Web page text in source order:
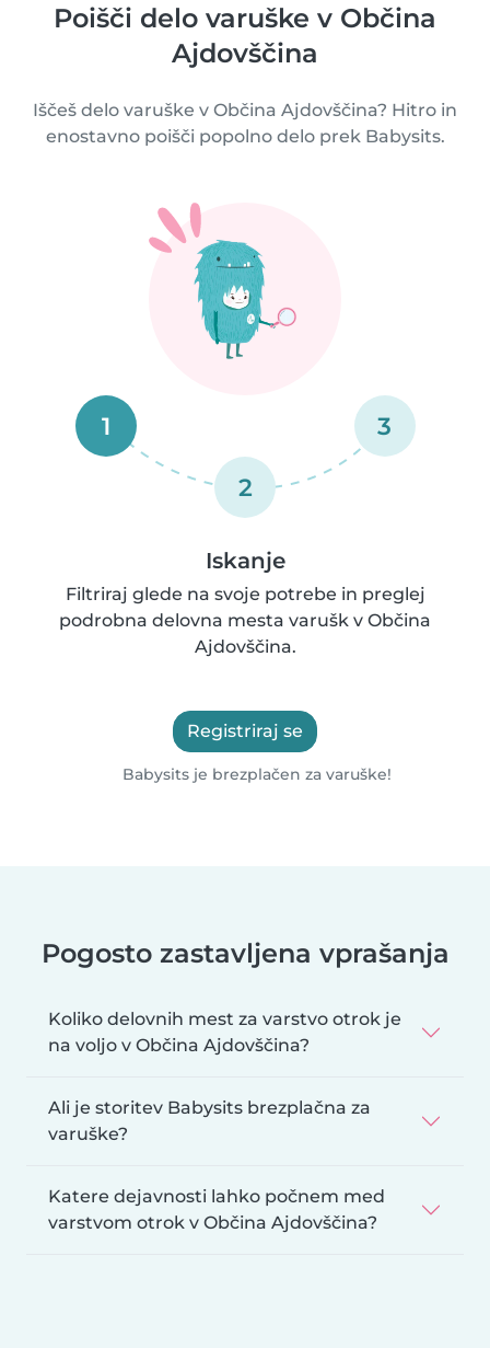
Poišči delo varuške v Občina
Ajdovščina
Iščeš delo varuške v Občina Ajdovščina? Hitro in
enostavno poišči popolno delo prek Babysits.
1
2
3
Iskanje
Filtriraj glede na svoje potrebe in preglej
podrobna delovna mesta varušk v Občina
Ajdovščina.
Registriraj se
Babysits je brezplačen za varuške!
Pogosto zastavljena vprašanja
Koliko delovnih mest za varstvo otrok je
na voljo v Občina Ajdovščina?
Ali je storitev Babysits brezplačna za
varuške?
Katere dejavnosti lahko počnem med
varstvom otrok v Občina Ajdovščina?